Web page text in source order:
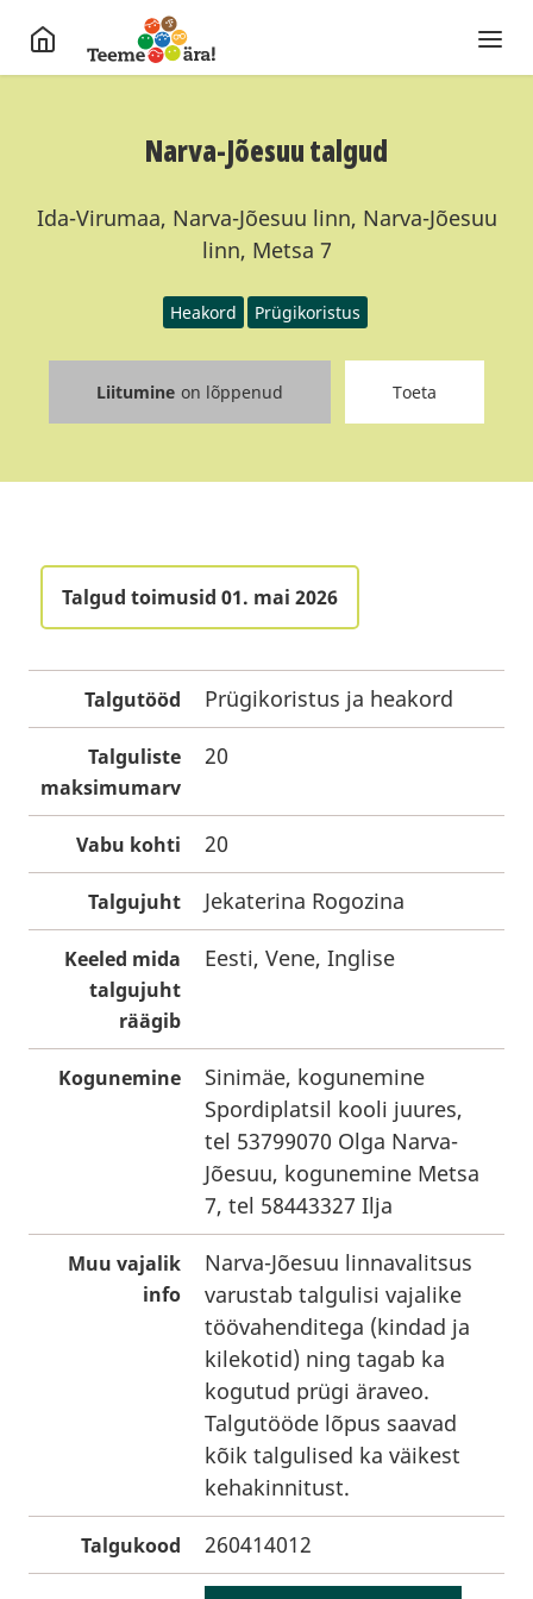
Narva-Jõesuu talgud
Ida-Virumaa, Narva-Jõesuu linn, Narva-Jõesuu
linn, Metsa 7
Heakord Prügikoristus
Liitumine on lõppenud Toeta
Talgud toimusid 01. mai 2026
Talgutööd Prügikoristus ja heakord
Talguliste
maksimumarv
20
Vabu kohti 20
Talgujuht Jekaterina Rogozina
Keeled mida
talgujuht
räägib
Eesti, Vene, Inglise
Kogunemine
Sinimäe, kogunemine
Spordiplatsil kooli juures,
tel 53799070 Olga Narva-
Jõesuu, kogunemine Metsa
7, tel 58443327 Ilja
Muu vajalik
info
Narva-Jõesuu linnavalitsus
varustab talgulisi vajalike
töövahenditega (kindad ja
kilekotid) ning tagab ka
kogutud prügi äraveo.
Talgutööde lõpus saavad
kõik talgulised ka väikest
kehakinnitust.
Talgukood 260414012